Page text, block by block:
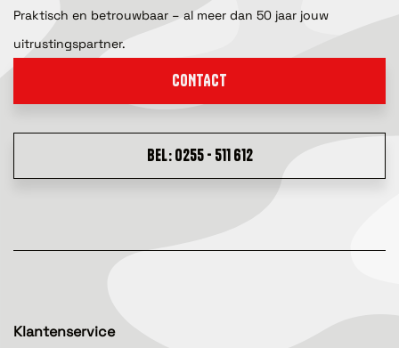
Praktisch en betrouwbaar – al meer dan 50 jaar jouw
uitrustingspartner.
CONTACT
BEL: 0255 - 511 612
Klantenservice